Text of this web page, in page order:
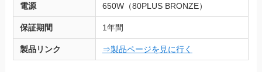
電源 650W（80PLUS BRONZE）
保証期間 1年間
製品リンク ⇒製品ページを見に行く